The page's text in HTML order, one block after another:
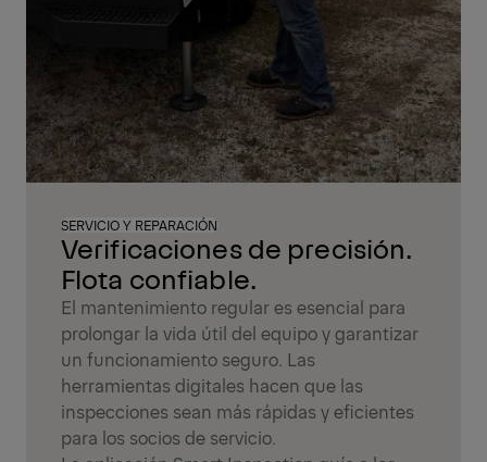
Verificaciones de precisión.
Flota confiable.
SERVICIO Y REPARACIÓN
El mantenimiento regular es esencial para
prolongar la vida útil del equipo y garantizar
un funcionamiento seguro. Las
herramientas digitales hacen que las
inspecciones sean más rápidas y eficientes
para los socios de servicio.